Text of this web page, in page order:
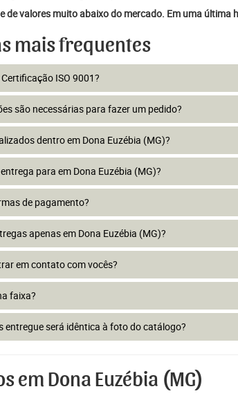
de valores muito abaixo do mercado. Em uma última
mais frequentes
ISO 9001?
são necessárias para fazer um pedido?
dentro em Dona Euzébia (MG)?
para em Dona Euzébia (MG)?
de pagamento?
apenas em Dona Euzébia (MG)?
em contato com vocês?
faixa?
entregue será idêntica à foto do catálogo?
em Dona Euzébia (MG)